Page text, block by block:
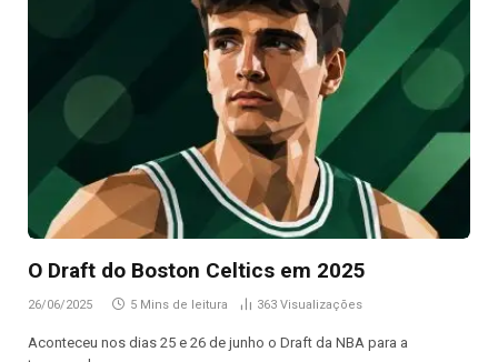
O Draft do Boston Celtics em 2025
26/06/2025 5 Mins de leitura 363 Visualizações
Aconteceu nos dias 25 e 26 de junho o Draft da NBA para a